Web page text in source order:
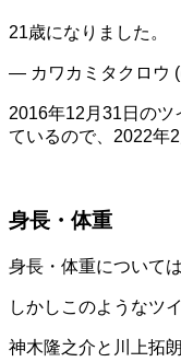
21歳になりました。
— カワカミタクロウ
2016年12月31日のツ
ているので、2022年
身長・体重
身長・体重について
しかしこのようなツ
神木隆之介と川上拓